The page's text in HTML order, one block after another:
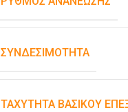
ΣΥΝΔΕΣΙΜΌΤΗΤΑ
ΤΑΧΎΤΗΤΑ ΒΑΣΙΚΟΎ